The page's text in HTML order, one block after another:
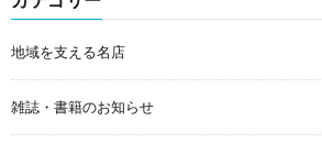
地域を支える名店
雑誌・書籍のお知らせ